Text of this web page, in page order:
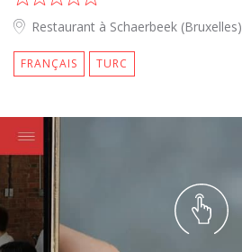
Restaurant à Schaerbeek (Bruxelles)
FRANÇAIS TURC